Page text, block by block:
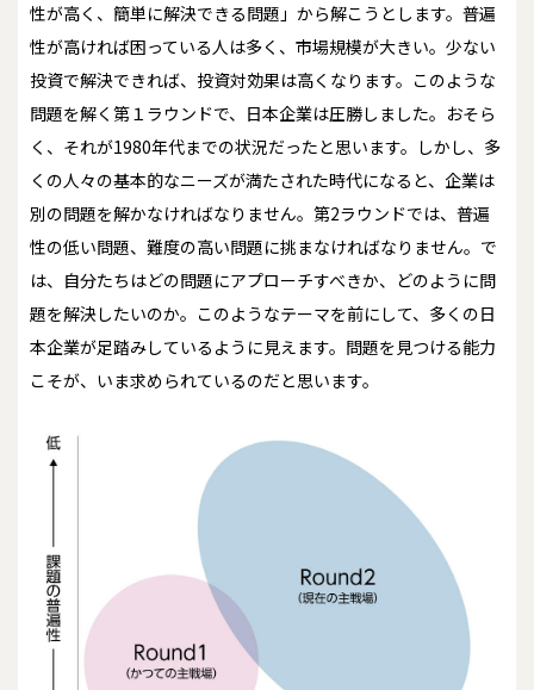
性が高く、簡単に解決できる問題」から解こうとします。普遍
性が高ければ困っている人は多く、市場規模が大きい。少ない
投資で解決できれば、投資対効果は高くなります。このような
問題を解く第１ラウンドで、日本企業は圧勝しました。おそら
く、それが1980年代までの状況だったと思います。しかし、多
くの人々の基本的なニーズが満たされた時代になると、企業は
別の問題を解かなければなりません。第2ラウンドでは、普遍
性の低い問題、難度の高い問題に挑まなければなりません。で
は、自分たちはどの問題にアプローチすべきか、どのように問
題を解決したいのか――。このようなテーマを前にして、多くの日
本企業が足踏みしているように見えます。問題を見つける能力
こそが、いま求められているのだと思います。